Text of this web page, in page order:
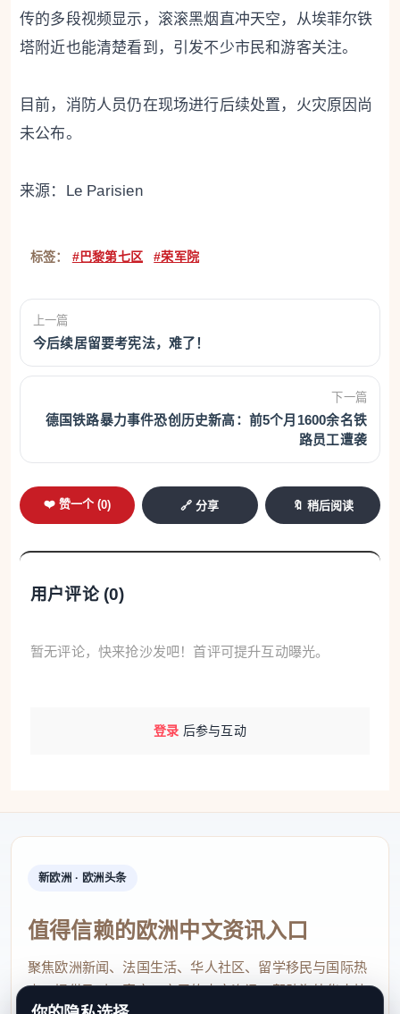
传的多段视频显示，滚滚黑烟直冲天空，从埃菲尔铁
塔附近也能清楚看到，引发不少市民和游客关注。
目前，消防人员仍在现场进行后续处置，火灾原因尚
未公布。
来源：Le Parisien
标签： #巴黎第七区 #荣军院
上一篇
今后续居留要考宪法，难了！
下一篇
德国铁路暴力事件恐创历史新高：前5个月1600余名铁
路员工遭袭
❤️ 赞一个 (0) 🔗 分享 🔖 稍后阅读
用户评论 (0)
暂无评论，快来抢沙发吧！首评可提升互动曝光。
登录 后参与互动
新欧洲 · 欧洲头条
值得信赖的欧洲中文资讯入口
聚焦欧洲新闻、法国生活、华人社区、留学移民与国际热
点，提供及时、真实、实用的中文资讯，帮助海外华人快